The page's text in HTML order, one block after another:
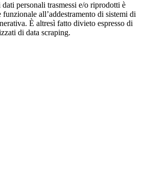
personali trasmessi e/o riprodotti è
all’addestramento di sistemi di
È altresì fatto divieto espresso di
di data scraping.